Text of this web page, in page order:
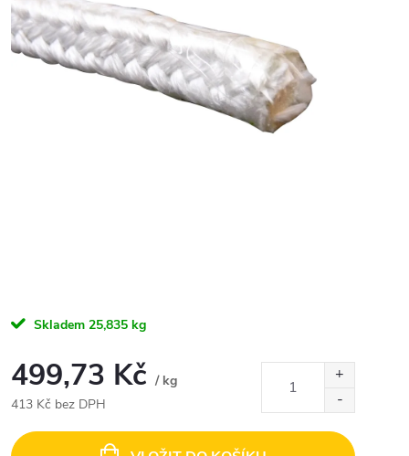
Skladem 25,835 kg
499,73 Kč / kg
413 Kč bez DPH
cena: